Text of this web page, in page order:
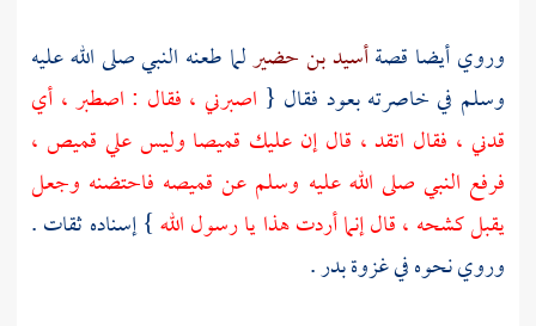
وروي أيضا قصةأسيد بن حضيرلما طعنه النبي صلى الله عليه
وسلم في خاصرته بعود فقال { اصبرني ، فقال : اصطبر ، أي
قدني ، فقال اتقد ، قال إن عليك قميصا وليس علي قميص ،
فرفع النبي صلى الله عليه وسلم عن قميصه فاحتضنه وجعل
يقبل كشحه ، قال إنما أردت هذا يا رسول الله} إسناده ثقات .
وروي نحوه في غزوةبدر.